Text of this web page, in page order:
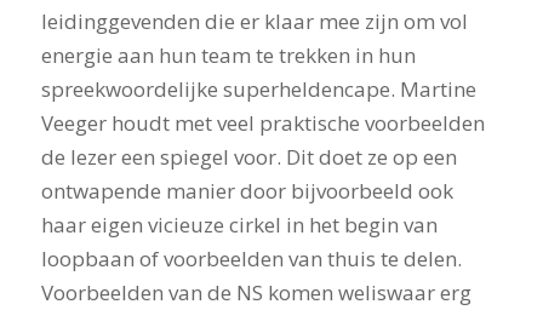
leidinggevenden die er klaar mee zijn om vol
energie aan hun team te trekken in hun
spreekwoordelijke superheldencape. Martine
Veeger houdt met veel praktische voorbeelden
de lezer een spiegel voor. Dit doet ze op een
ontwapende manier door bijvoorbeeld ook
haar eigen vicieuze cirkel in het begin van
loopbaan of voorbeelden van thuis te delen.
Voorbeelden van de NS komen weliswaar erg